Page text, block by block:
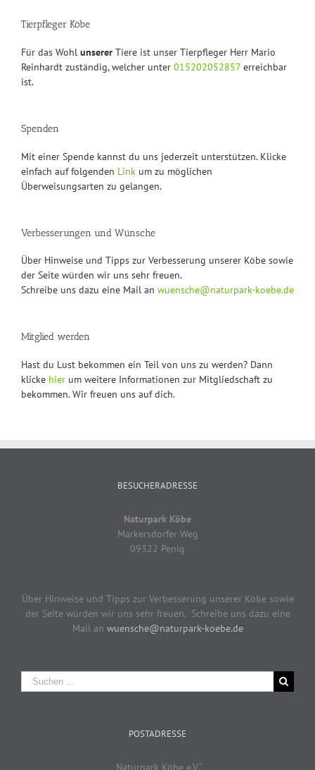
Tierpfleger Köbe
Für das Wohl unserer Tiere ist unser Tierpfleger Herr Mario
Reinhardt zuständig, welcher unter 015202052857 erreichbar
ist.
Spenden
Mit einer Spende kannst du uns jederzeit unterstützen. Klicke
einfach auf folgenden Link um zu möglichen
Überweisungsarten zu gelangen.
Verbesserungen und Wünsche
Über Hinweise und Tipps zur Verbesserung unserer Köbe sowie
der Seite würden wir uns sehr freuen.
Schreibe uns dazu eine Mail an wuensche@naturpark-koebe.de
Mitglied werden
Hast du Lust bekommen ein Teil von uns zu werden? Dann
klicke hier um weitere Informationen zur Mitgliedschaft zu
bekommen. Wir freuen uns auf dich.
BESUCHERADRESSE
Naturpark Köbe
Markersdorfer Weg
09322 Penig
Über Hinweise und Tipps zur Verbesserung unserer Köbe sowie
der Seite würden wir uns sehr freuen. Schreibe uns dazu eine
Mail an wuensche@naturpark-koebe.de
Suche
nach:
POSTADRESSE
„Naturpark Köbe e.V.“